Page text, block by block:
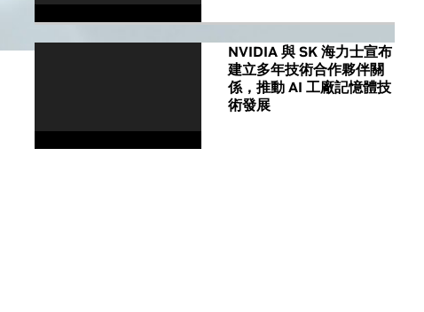
NVIDIA 與 SK 海力士宣布
建立多年技術合作夥伴關
係，推動 AI 工廠記憶體技
術發展